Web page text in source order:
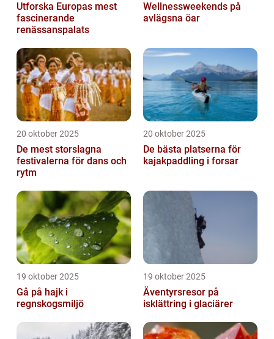
Utforska Europas mest
fascinerande
renässanspalats
Wellnessweekends på
avlägsna öar
20 oktober 2025
De mest storslagna
festivalerna för dans och
rytm
20 oktober 2025
De bästa platserna för
kajakpaddling i forsar
19 oktober 2025
Gå på hajk i
regnskogsmiljö
19 oktober 2025
Äventyrsresor på
isklättring i glaciärer